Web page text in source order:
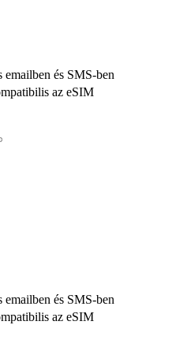
emailben és SMS-ben
az eSIM
emailben és SMS-ben
az eSIM